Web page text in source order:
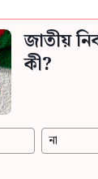
জাতীয়
কী?
না